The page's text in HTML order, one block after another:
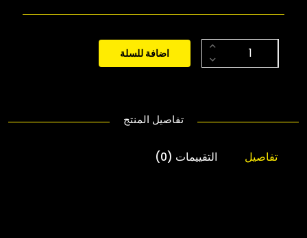
اضافة للسلة
تفاصيل المنتج
تفاصيل التقييمات (0)